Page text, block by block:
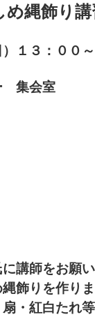
め縄飾り講
１３：００～
集会室
師をお願い
飾りを作りま
・紅白たれ